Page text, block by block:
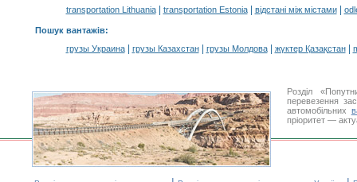
transportation Lithuania| transportation Estonia| відстані між містами|
Пошук вантажів:
грузы Украина| грузы Казахстан| грузы Молдова| жүктер Қазақстан|
Розділ
перевезення
автомобільних
пріоритет —